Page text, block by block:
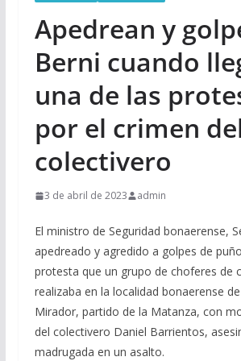
Apedrean y
Berni cuando
una de las
por el crimen
colectivero
3 de abril de 2023 admin
El ministro de Seguridad bonaerense,
apedreado y agredido a golpes de
protesta que un grupo de choferes de
realizaba en la localidad bonaerense
Mirador, partido de la Matanza, con
del colectivero Daniel Barrientos,
madrugada en un asalto.